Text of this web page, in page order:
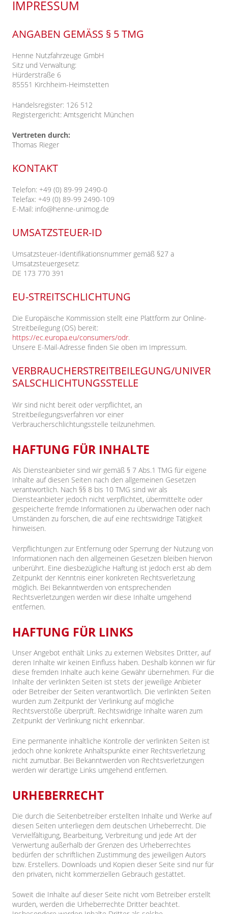
IMPRESSUM
ANGABEN GEMÄSS § 5 TMG
Henne Nutzfahrzeuge GmbH
Sitz und Verwaltung:
Hürderstraße 6
85551 Kirchheim-Heimstetten
Handelsregister: 126 512
Registergericht: Amtsgericht München
Vertreten durch:
Thomas Rieger
KONTAKT
Telefon: +49 (0) 89-99 2490-0
Telefax: +49 (0) 89-99 2490-109
E-Mail: info@henne-unimog.de
UMSATZSTEUER-ID
Umsatzsteuer-Identifikationsnummer gemäß §27 a
Umsatzsteuergesetz:
DE 173 770 391
EU-STREITSCHLICHTUNG
Die Europäische Kommission stellt eine Plattform zur Online-
Streitbeilegung (OS) bereit:
https://ec.europa.eu/consumers/odr.
Unsere E-Mail-Adresse finden Sie oben im Impressum.
VERBRAUCHERSTREITBEILEGUNG/UNIVER
SALSCHLICHTUNGSSTELLE
Wir sind nicht bereit oder verpflichtet, an
Streitbeilegungsverfahren vor einer
Verbraucherschlichtungsstelle teilzunehmen.
HAFTUNG FÜR INHALTE
Als Diensteanbieter sind wir gemäß § 7 Abs.1 TMG für eigene
Inhalte auf diesen Seiten nach den allgemeinen Gesetzen
verantwortlich. Nach §§ 8 bis 10 TMG sind wir als
Diensteanbieter jedoch nicht verpflichtet, übermittelte oder
gespeicherte fremde Informationen zu überwachen oder nach
Umständen zu forschen, die auf eine rechtswidrige Tätigkeit
hinweisen.
Verpflichtungen zur Entfernung oder Sperrung der Nutzung von
Informationen nach den allgemeinen Gesetzen bleiben hiervon
unberührt. Eine diesbezügliche Haftung ist jedoch erst ab dem
Zeitpunkt der Kenntnis einer konkreten Rechtsverletzung
möglich. Bei Bekanntwerden von entsprechenden
Rechtsverletzungen werden wir diese Inhalte umgehend
entfernen.
HAFTUNG FÜR LINKS
Unser Angebot enthält Links zu externen Websites Dritter, auf
deren Inhalte wir keinen Einfluss haben. Deshalb können wir für
diese fremden Inhalte auch keine Gewähr übernehmen. Für die
Inhalte der verlinkten Seiten ist stets der jeweilige Anbieter
oder Betreiber der Seiten verantwortlich. Die verlinkten Seiten
wurden zum Zeitpunkt der Verlinkung auf mögliche
Rechtsverstöße überprüft. Rechtswidrige Inhalte waren zum
Zeitpunkt der Verlinkung nicht erkennbar.
Eine permanente inhaltliche Kontrolle der verlinkten Seiten ist
jedoch ohne konkrete Anhaltspunkte einer Rechtsverletzung
nicht zumutbar. Bei Bekanntwerden von Rechtsverletzungen
werden wir derartige Links umgehend entfernen.
URHEBERRECHT
Die durch die Seitenbetreiber erstellten Inhalte und Werke auf
diesen Seiten unterliegen dem deutschen Urheberrecht. Die
Vervielfältigung, Bearbeitung, Verbreitung und jede Art der
Verwertung außerhalb der Grenzen des Urheberrechtes
bedürfen der schriftlichen Zustimmung des jeweiligen Autors
bzw. Erstellers. Downloads und Kopien dieser Seite sind nur für
den privaten, nicht kommerziellen Gebrauch gestattet.
Soweit die Inhalte auf dieser Seite nicht vom Betreiber erstellt
wurden, werden die Urheberrechte Dritter beachtet.